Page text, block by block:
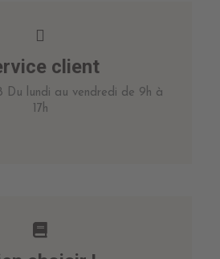
client
Du lundi au vendredi de 9h à
17h